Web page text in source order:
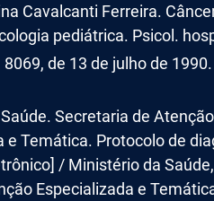
Cavalcanti Ferreira.
pediátrica. Psicol.
de 13 de julho de
Secretaria de
e Temática. Protocolo de
/ Ministério da
Especializada e